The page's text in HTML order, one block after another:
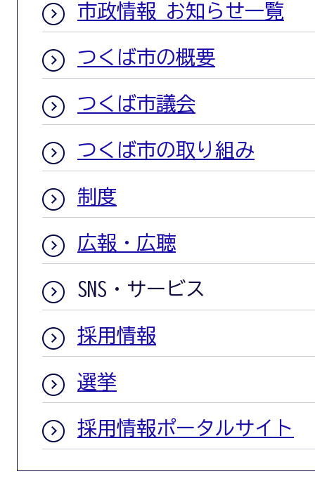
市政情報 お知らせ一覧
つくば市の概要
つくば市議会
つくば市の取り組み
制度
広報・広聴
SNS・サービス
採用情報
選挙
採用情報ポータルサイト